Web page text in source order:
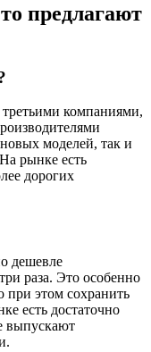
предлагают
компаниями,
моделей, так и
рынке есть
дорогих
дешевле
раза. Это особенно
при этом сохранить
есть достаточно
выпускают